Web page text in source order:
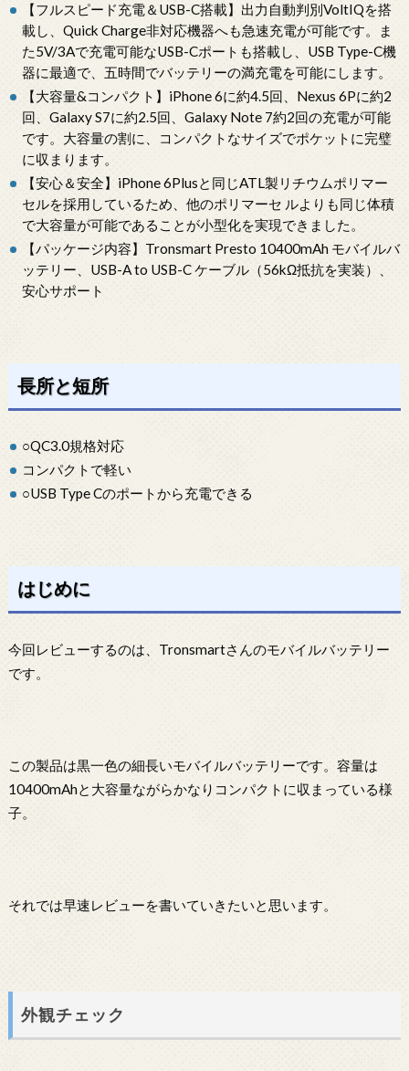
【フルスピード充電＆USB-C搭載】出力自動判別VoltIQを搭
載し、Quick Charge非対応機器へも急速充電が可能です。ま
た5V/3Aで充電可能なUSB-Cポートも搭載し、USB Type-C機
器に最適で、五時間でバッテリーの満充電を可能にします。
【大容量&コンパクト】iPhone 6に約4.5回、Nexus 6Pに約2
回、Galaxy S7に約2.5回、Galaxy Note 7約2回の充電が可能
です。大容量の割に、コンパクトなサイズでポケットに完璧
に収まります。
【安心＆安全】iPhone 6Plusと同じATL製リチウムポリマー
セルを採用しているため、他のポリマーセ ルよりも同じ体積
で大容量が可能であることが小型化を実現できました。
【パッケージ内容】Tronsmart Presto 10400mAh モバイルバ
ッテリー、USB-A to USB-C ケーブル（56kΩ抵抗を実装）、
安心サポート
長所と短所
○QC3.0規格対応
コンパクトで軽い
○USB Type Cのポートから充電できる
はじめに
今回レビューするのは、Tronsmartさんのモバイルバッテリー
です。
この製品は黒一色の細長いモバイルバッテリーです。容量は
10400mAhと大容量ながらかなりコンパクトに収まっている様
子。
それでは早速レビューを書いていきたいと思います。
外観チェック